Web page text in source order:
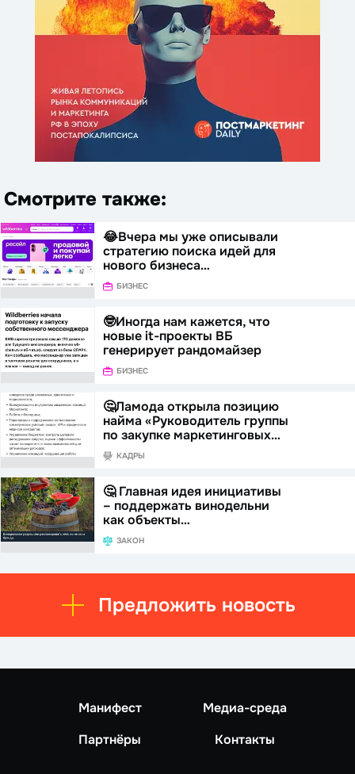
Смотрите также:
😂Вчера мы уже описывали
стратегию поиска идей для
нового бизнеса…
БИЗНЕС
🤓Иногда нам кажется, что
новые it-проекты ВБ
генерирует рандомайзер
БИЗНЕС
🤔Ламода открыла позицию
найма «Руководитель группы
по закупке маркетинговых…
КАДРЫ
🤔 Главная идея инициативы
– поддержать винодельни
как объекты…
ЗАКОН
Предложить новость
Манифест
Медиа-среда
Партнёры
Контакты